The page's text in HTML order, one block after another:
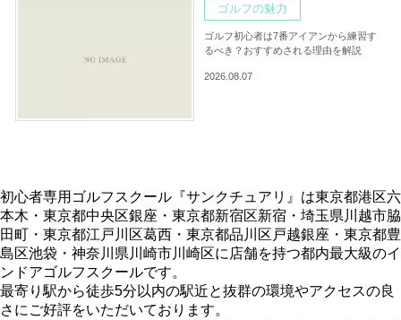
ゴルフの魅力
ゴルフ初心者は7番アイアンから練習す
るべき？おすすめされる理由を解説
2026.08.07
初心者専用ゴルフスクール『サンクチュアリ』は東京都港区六
本木・東京都中央区銀座・東京都新宿区新宿・埼玉県川越市脇
田町・東京都江戸川区葛西・東京都品川区戸越銀座・東京都豊
島区池袋・神奈川県川崎市川崎区に店舗を持つ都内最大級のイ
ンドアゴルフスクールです。
最寄り駅から徒歩5分以内の駅近と抜群の環境やアクセスの良
さにご好評をいただいております。